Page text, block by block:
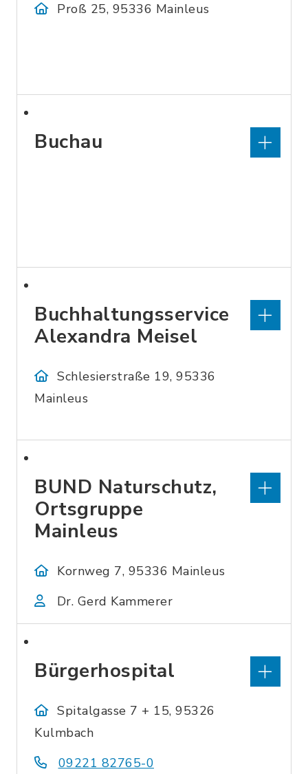
Proß 25, 95336 Mainleus
Buchau
Buchhaltungsservice
Alexandra Meisel
Schlesierstraße 19, 95336
Mainleus
BUND Naturschutz,
Ortsgruppe
Mainleus
Kornweg 7, 95336 Mainleus
Dr. Gerd Kammerer
Bürgerhospital
Spitalgasse 7 + 15, 95326
Kulmbach
09221 82765-0